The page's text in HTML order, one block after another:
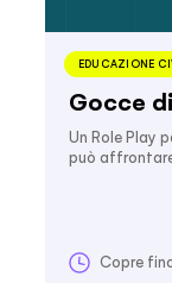
EDUCAZIONE
Gocce
Un Role Play
può
Copre